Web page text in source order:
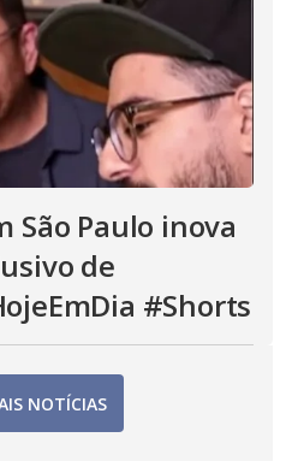
São Paulo inova
de
#Shorts
NOTÍCIAS